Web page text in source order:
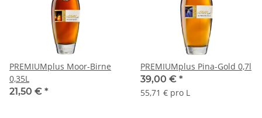
PREMIUMplus Moor-Birne
0,35L
21,50 € *
PREMIUMplus Pina-Gold 0,7l
39,00 € *
55,71 € pro L